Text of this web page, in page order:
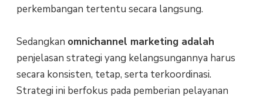
perkembangan tertentu secara langsung.
Sedangkan omnichannel marketing adalah
penjelasan strategi yang kelangsungannya harus
secara konsisten, tetap, serta terkoordinasi.
Strategi ini berfokus pada pemberian pelayanan